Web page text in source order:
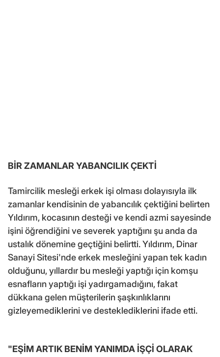
BİR ZAMANLAR YABANCILIK ÇEKTİ
Tamircilik mesleği erkek işi olması dolayısıyla ilk
zamanlar kendisinin de yabancılık çektiğini belirten
Yıldırım, kocasının desteği ve kendi azmi sayesinde
işini öğrendiğini ve severek yaptığını şu anda da
ustalık dönemine geçtiğini belirtti. Yıldırım, Dinar
Sanayi Sitesi'nde erkek mesleğini yapan tek kadın
olduğunu, yıllardır bu mesleği yaptığı için komşu
esnafların yaptığı işi yadırgamadığını, fakat
dükkana gelen müşterilerin şaşkınlıklarını
gizleyemediklerini ve desteklediklerini ifade etti.
"EŞİM ARTIK BENİM YANIMDA İŞÇİ OLARAK